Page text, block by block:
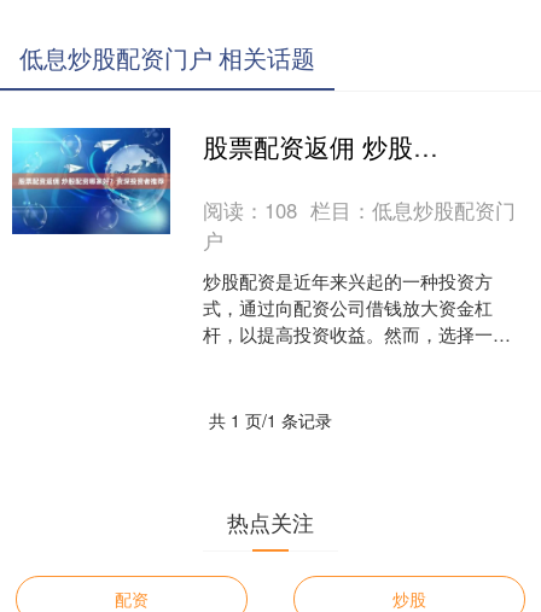
低息炒股配资门户 相关话题
股票配资返佣 炒股配资哪家好？资深投资者推荐
阅读： 108 栏目：低息炒股配资门
户
炒股配资是近年来兴起的一种投资方
式，通过向配资公司借钱放大资金杠
杆，以提高投资收益。然而，选择一家
共 1 页/1 条记录
热点关注
配资 炒股